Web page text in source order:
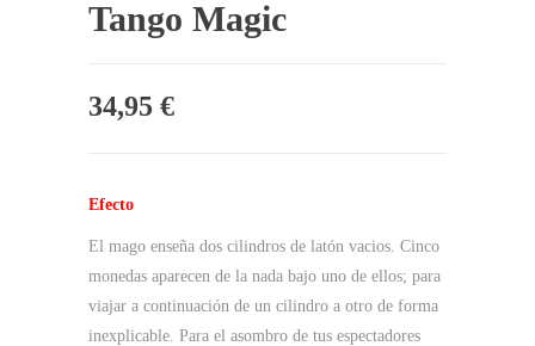
Tango Magic
34,95 €
Efecto
El mago enseña dos cilindros de latón vacios. Cinco
monedas aparecen de la nada bajo uno de ellos; para
viajar a continuación de un cilindro a otro de forma
inexplicable. Para el asombro de tus espectadores